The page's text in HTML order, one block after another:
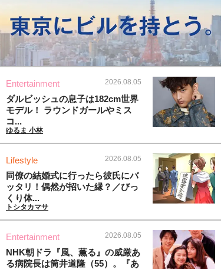
Entertainment 2026.08.05
ダルビッシュの息子は182cm世界
モデル！ ラウンドガールやミス
コ...
ゆるま 小林
Lifestyle 2026.08.05
同僚の結婚式に行ったら彼氏にバ
ッタリ！偶然が招いた縁？／びっ
くり体...
トシタカマサ
Entertainment 2026.08.05
NHK朝ドラ『風、薫る』の威厳あ
る病院長は筒井道隆（55）。『あ